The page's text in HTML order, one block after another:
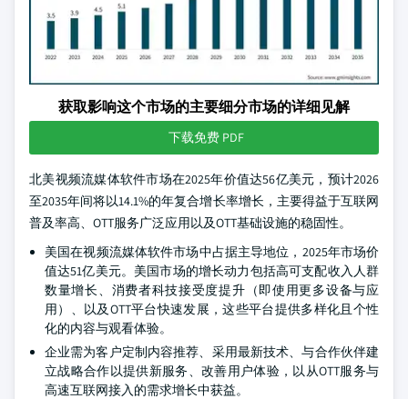
获取影响这个市场的主要细分市场的详细见解
下载免费 PDF
北美视频流媒体软件市场在2025年价值达56亿美元，预计2026
至2035年间将以14.1%的年复合增长率增长，主要得益于互联网
普及率高、OTT服务广泛应用以及OTT基础设施的稳固性。
美国在视频流媒体软件市场中占据主导地位，2025年市场价
值达51亿美元。美国市场的增长动力包括高可支配收入人群
数量增长、消费者科技接受度提升（即使用更多设备与应
用）、以及OTT平台快速发展，这些平台提供多样化且个性
化的内容与观看体验。
企业需为客户定制内容推荐、采用最新技术、与合作伙伴建
立战略合作以提供新服务、改善用户体验，以从OTT服务与
高速互联网接入的需求增长中获益。